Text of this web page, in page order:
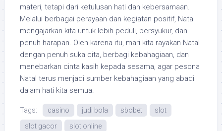
materi, tetapi dari ketulusan hati dan kebersamaan.
Melalui berbagai perayaan dan kegiatan positif, Natal
mengajarkan kita untuk lebih peduli, bersyukur, dan
penuh harapan. Oleh karena itu, mari kita rayakan Natal
dengan penuh suka cita, berbagi kebahagiaan, dan
menebarkan cinta kasih kepada sesama, agar pesona
Natal terus menjadi sumber kebahagiaan yang abadi
dalam hati kita semua.
Tags: casino judi bola sbobet
slot
slot gacor
slot online